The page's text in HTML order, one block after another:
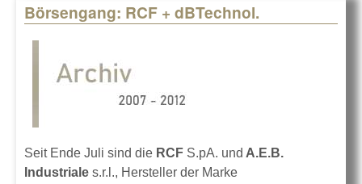
Börsengang: RCF + dBTechnol.
Seit Ende Juli sind die RCF S.pA. und A.E.B.
Industriale s.r.l., Hersteller der Marke